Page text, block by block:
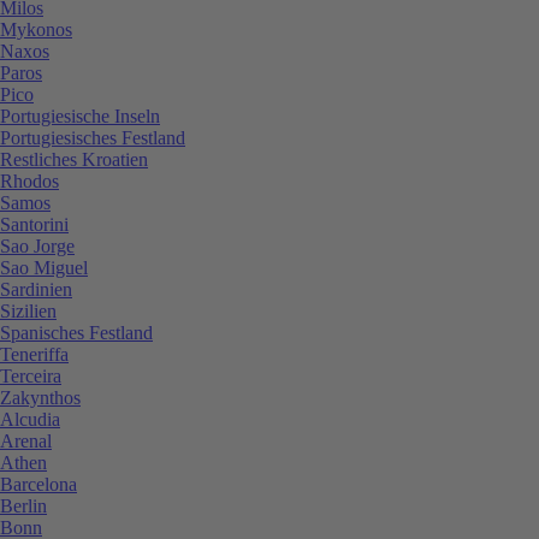
Milos
Mykonos
Naxos
Paros
Pico
Portugiesische Inseln
Portugiesisches Festland
Restliches Kroatien
Rhodos
Samos
Santorini
Sao Jorge
Sao Miguel
Sardinien
Sizilien
Spanisches Festland
Teneriffa
Terceira
Zakynthos
Alcudia
Arenal
Athen
Barcelona
Berlin
Bonn